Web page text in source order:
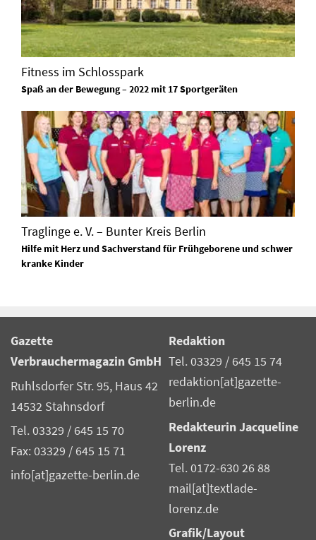
Fitness im Schlosspark
Spaß an der Bewegung – 2022 mit 17 Sportgeräten
Traglinge e. V. – Bunter Kreis Berlin
Hilfe mit Herz und Sachverstand für Frühgeborene und schwer
kranke Kinder
Gazette
Verbrauchermagazin GmbH
Ruhlsdorfer Str. 95, Haus 42
14532 Stahnsdorf
Tel. 03329 / 645 15 70
Fax: 03329 / 645 15 71
info[at]gazette-berlin.de
Redaktion
Tel. 03329 / 645 15 74
redaktion[at]gazette-
berlin.de
Redakteurin Jacqueline
Lorenz
Tel. 0172-630 26 88
mail[at]textlade-
lorenz.de
Grafik/Layout